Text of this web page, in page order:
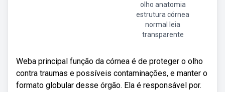
olho anatomia
estrutura córnea
normal leia
transparente
Weba principal função da córnea é de proteger o olho
contra traumas e possíveis contaminações, e manter o
formato globular desse órgão. Ela é responsável por.